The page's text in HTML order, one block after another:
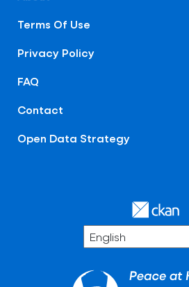
Terms Of Use
Privacy Policy
FAQ
Contact
Open Data Strategy